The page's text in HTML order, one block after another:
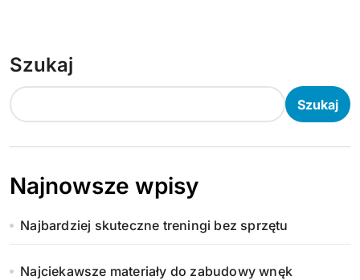
Szukaj
Szukaj
Najnowsze wpisy
Najbardziej skuteczne treningi bez sprzętu
Najciekawsze materiały do zabudowy wnęk